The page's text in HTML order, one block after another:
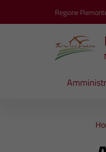
Regione